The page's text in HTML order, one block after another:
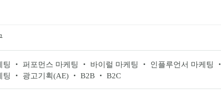
팅 ‧ 퍼포먼스 마케팅 ‧ 바이럴 마케팅 ‧ 인플루언서 마케팅 ‧
팅 ‧ 광고기획(AE) ‧ B2B ‧ B2C